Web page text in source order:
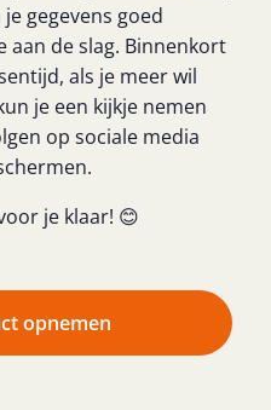
je gegevens goed
aan de slag. Binnenkort
als je meer wil
je een kijkje nemen
op sociale media
je klaar! 😊
opnemen